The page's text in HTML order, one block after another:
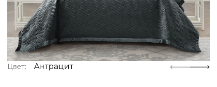
Цвет: Антрацит